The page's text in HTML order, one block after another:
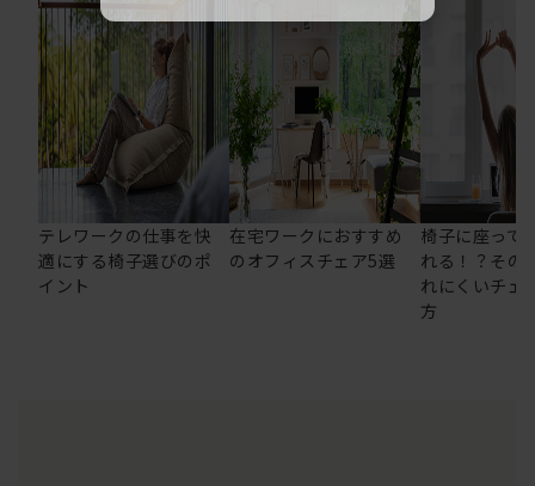
テレワークの仕事を快
適にする椅子選びのポ
イント
在宅ワークにおすすめ
のオフィスチェア5選
椅子に座って
れる！？その
れにくいチェ
方